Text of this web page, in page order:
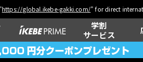
https://global.ikebe-gakki.com/" for direct
学割
サービス